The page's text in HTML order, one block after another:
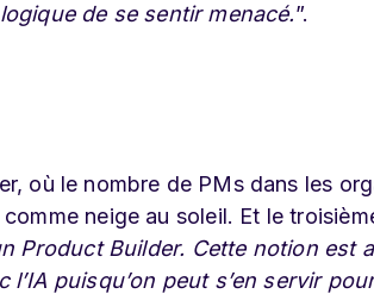
de se sentir menacé.”.
où le nombre de PMs dans les
neige au soleil. Et le
Product Builder. Cette notion est
puisqu’on peut s’en servir